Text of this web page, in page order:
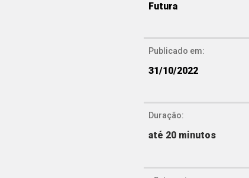
Futura
Publicado em:
31/10/2022
Duração:
até 20 minutos